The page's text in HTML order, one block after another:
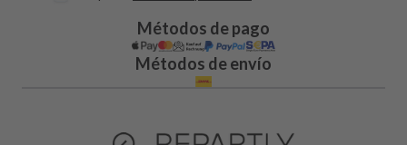
Métodos de pago
Métodos de envío